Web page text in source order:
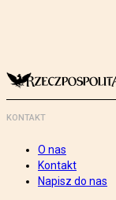
KONTAKT
O nas
Kontakt
Napisz do nas